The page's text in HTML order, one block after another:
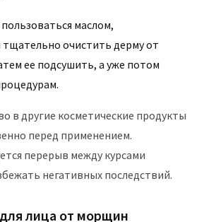
маслом,
тщательно очистить дерму от
ее подсушить, а уже потом
в другие косметические продукты
перед применением.
перерыв между курсами
негативных последствий.
лица от морщин